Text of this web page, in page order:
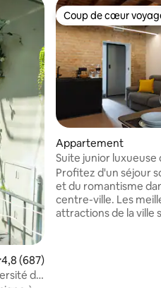
: 4,97 sur 5
moyenne sur la base
4,8 (687)
de
Coup de cœur
Coup de cœur
Appartement
Suite junior luxueuse
Profitez d'un séjour
et du romantisme
centre-ville. Les
attractions de la ville